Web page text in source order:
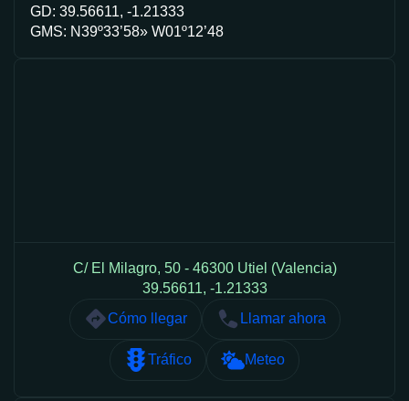
GD: 39.56611, -1.21333
GMS: N39º33’58» W01º12’48
C/ El Milagro, 50 - 46300 Utiel (Valencia)
39.56611, -1.21333
Cómo llegar
Llamar ahora
Tráfico Meteo